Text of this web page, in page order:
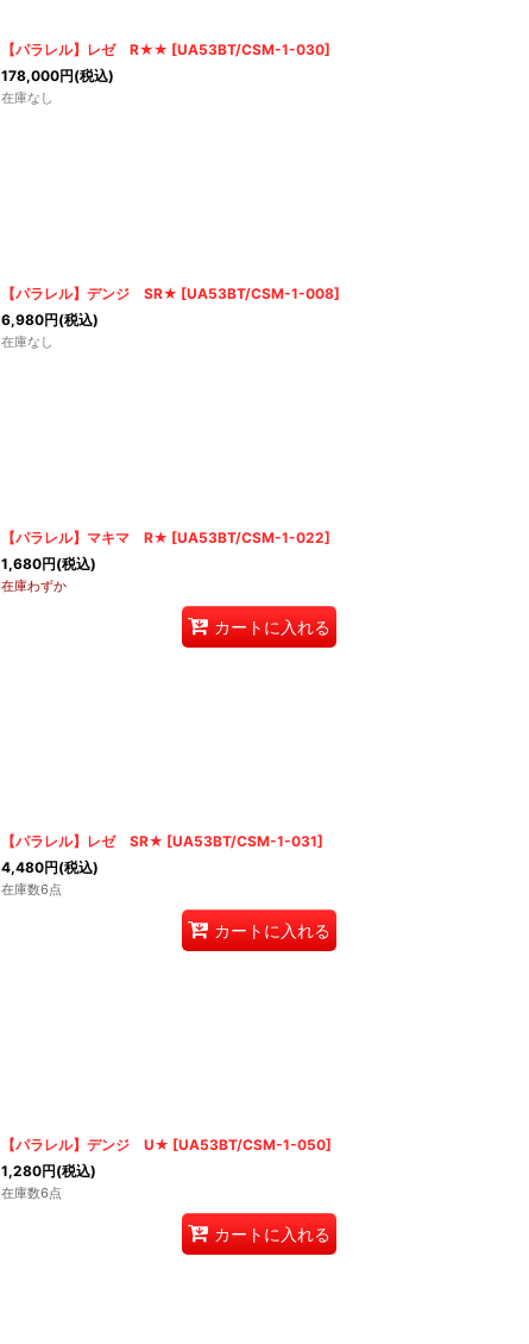
【パラレル】レゼ R★★ [UA53BT/CSM-1-030]
178,000円(税込)
在庫なし
【パラレル】デンジ SR★ [UA53BT/CSM-1-008]
6,980円(税込)
在庫なし
【パラレル】マキマ R★ [UA53BT/CSM-1-022]
1,680円(税込)
在庫わずか
カートに入れる
【パラレル】レゼ SR★ [UA53BT/CSM-1-031]
4,480円(税込)
在庫数6点
カートに入れる
【パラレル】デンジ U★ [UA53BT/CSM-1-050]
1,280円(税込)
在庫数6点
カートに入れる